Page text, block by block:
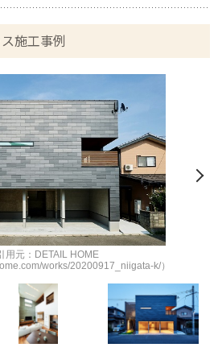
施工事例
用元：DETAIL HOME
works/20200917_niigata-k/）